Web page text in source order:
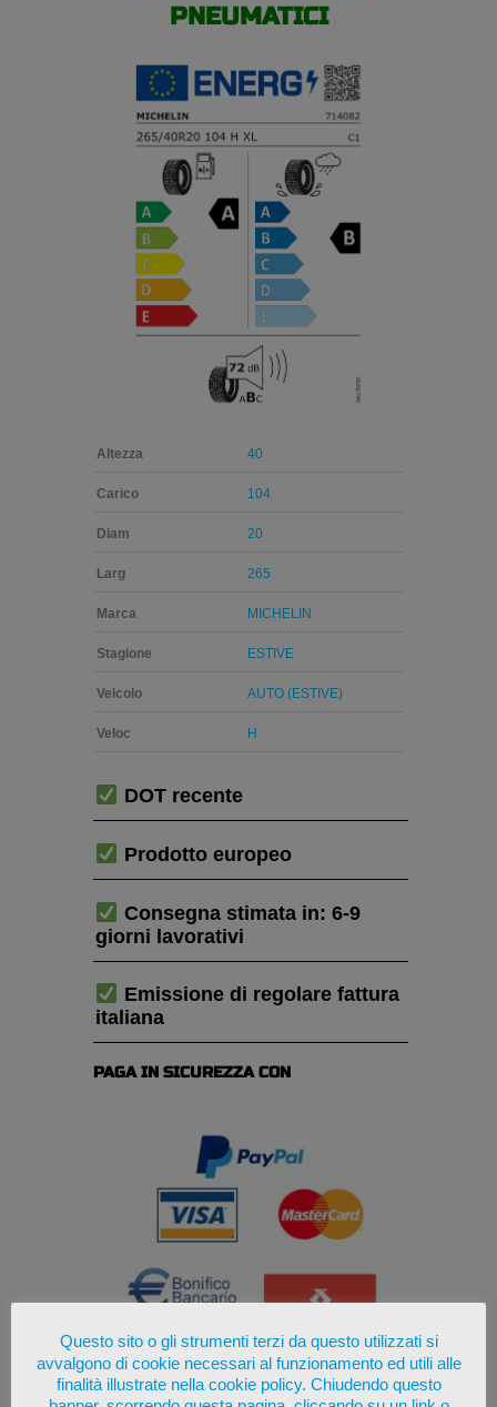
PNEUMATICI
Altezza 40
Carico 104
Diam 20
Larg 265
Marca MICHELIN
Stagione ESTIVE
Veicolo AUTO (ESTIVE)
Veloc H
DOT recente
Prodotto europeo
Consegna stimata in: 6-9
giorni lavorativi
Emissione di regolare fattura
italiana
PAGA IN SICUREZZA CON
Questo sito o gli strumenti terzi da questo utilizzati si
avvalgono di cookie necessari al funzionamento ed utili alle
finalità illustrate nella cookie policy. Chiudendo questo